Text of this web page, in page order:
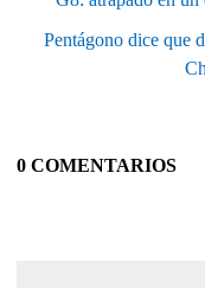
Pentágono dice que
0 COMENTARIOS